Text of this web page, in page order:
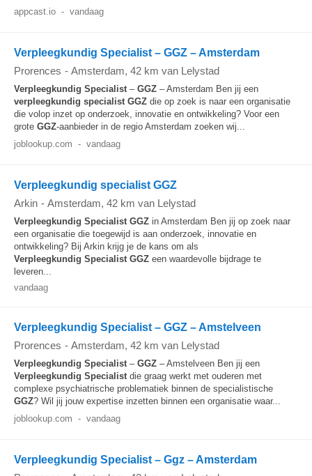
appcast.io - vandaag
Verpleegkundig Specialist – GGZ – Amsterdam
Prorences - Amsterdam, 42 km van Lelystad
Verpleegkundig Specialist– GGZ – Amsterdam Ben jij een
verpleegkundig specialist GGZ die op zoek is naar een organisatie
die volop inzet op onderzoek, innovatie en ontwikkeling? Voor een
grote GGZ-aanbieder in de regio Amsterdam zoeken wij...
joblookup.com - vandaag
Verpleegkundig specialist GGZ
Arkin - Amsterdam, 42 km van Lelystad
Verpleegkundig Specialist GGZ in Amsterdam Ben jij op zoek naar
een organisatie die toegewijd is aan onderzoek, innovatie en
ontwikkeling? Bij Arkin krijg je de kans om als
Verpleegkundig Specialist GGZ een waardevolle bijdrage te
leveren...
vandaag
Verpleegkundig Specialist – GGZ – Amstelveen
Prorences - Amsterdam, 42 km van Lelystad
Verpleegkundig Specialist– GGZ – Amstelveen Ben jij een
Verpleegkundig Specialistdie graag werkt met ouderen met
complexe psychiatrische problematiek binnen de specialistische
GGZ? Wil jij jouw expertise inzetten binnen een organisatie waar...
joblookup.com - vandaag
Verpleegkundig Specialist – Ggz – Amsterdam